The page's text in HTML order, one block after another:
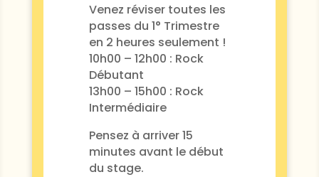
Venez réviser toutes les
passes du 1° Trimestre
en 2 heures seulement !
10h00 – 12h00 : Rock
Débutant
13h00 – 15h00 : Rock
Intermédiaire
Pensez à arriver 15
minutes avant le début
du stage.